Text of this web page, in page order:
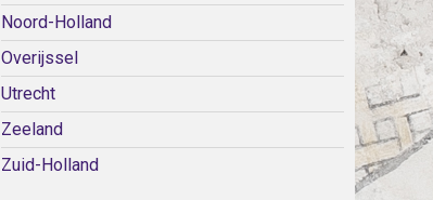
Noord-Holland
Overijssel
Utrecht
Zeeland
Zuid-Holland